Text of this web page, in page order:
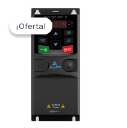
¡Oferta!
¡Oferta!
precio
original
era:
$245.
El
precio
actual
es:
$233.